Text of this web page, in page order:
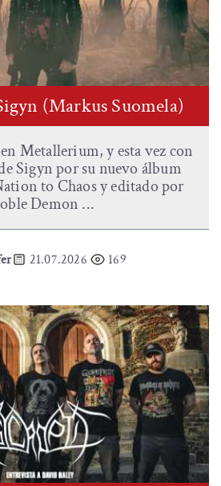
(Markus Suomela)
Metallerium, y esta vez con
Sigyn por su nuevo álbum
to Chaos y editado por
Demon ...
21.07.2026 169